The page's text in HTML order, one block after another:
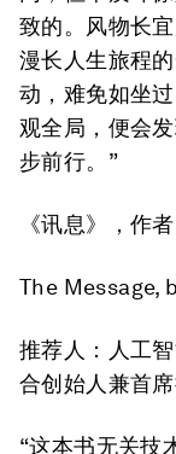
致的。风物长
漫长人生旅程
动，难免如坐
观全局，便会
步前行。”
《讯息》 ，作
The Message,
推荐人：人工
合创始人兼首
“这本书无关技